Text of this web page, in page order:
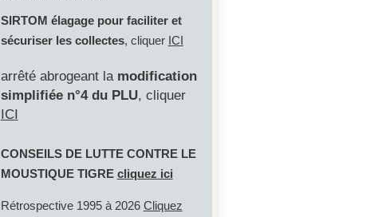
SIRTOM élagage pour faciliter et
sécuriser les collectes, cliquer ICI
arrêté abrogeant la modification
simplifiée n°4 du PLU, cliquer
ICI
CONSEILS DE LUTTE CONTRE LE
MOUSTIQUE TIGRE cliquez ici
Rétrospective 1995 à 2026 Cliquez